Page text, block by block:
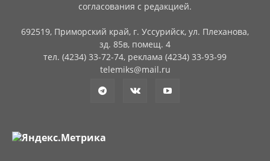
согласования с редакцией.
692519, Приморский край, г. Уссурийск, ул. Плеханова,
зд. 85в, помещ. 4
тел. (4234) 33-72-74, реклама (4234) 33-93-99
telemiks@mail.ru